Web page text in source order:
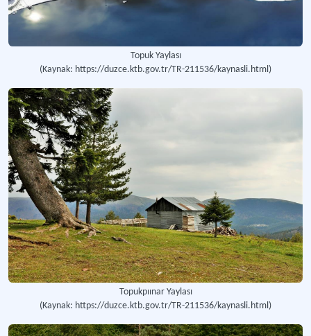
Topuk Yaylası
(Kaynak: https://duzce.ktb.gov.tr/TR-211536/kaynasli.html)
Topukpıınar Yaylası
(Kaynak: https://duzce.ktb.gov.tr/TR-211536/kaynasli.html)